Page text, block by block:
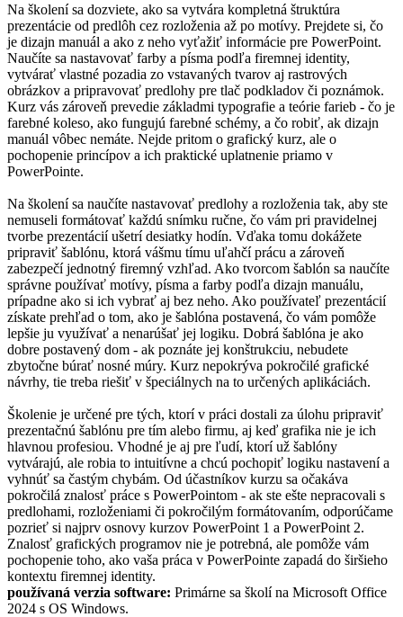
Na školení sa dozviete, ako sa vytvára kompletná štruktúra
prezentácie od predlôh cez rozloženia až po motívy. Prejdete si, čo
je dizajn manuál a ako z neho vyťažiť informácie pre PowerPoint.
Naučíte sa nastavovať farby a písma podľa firemnej identity,
vytvárať vlastné pozadia zo vstavaných tvarov aj rastrových
obrázkov a pripravovať predlohy pre tlač podkladov či poznámok.
Kurz vás zároveň prevedie základmi typografie a teórie farieb - čo je
farebné koleso, ako fungujú farebné schémy, a čo robiť, ak dizajn
manuál vôbec nemáte. Nejde pritom o grafický kurz, ale o
pochopenie princípov a ich praktické uplatnenie priamo v
PowerPointe.
Na školení sa naučíte nastavovať predlohy a rozloženia tak, aby ste
nemuseli formátovať každú snímku ručne, čo vám pri pravidelnej
tvorbe prezentácií ušetrí desiatky hodín. Vďaka tomu dokážete
pripraviť šablónu, ktorá vášmu tímu uľahčí prácu a zároveň
zabezpečí jednotný firemný vzhľad. Ako tvorcom šablón sa naučíte
správne používať motívy, písma a farby podľa dizajn manuálu,
prípadne ako si ich vybrať aj bez neho. Ako používateľ prezentácií
získate prehľad o tom, ako je šablóna postavená, čo vám pomôže
lepšie ju využívať a nenarúšať jej logiku. Dobrá šablóna je ako
dobre postavený dom - ak poznáte jej konštrukciu, nebudete
zbytočne búrať nosné múry. Kurz nepokrýva pokročilé grafické
návrhy, tie treba riešiť v špeciálnych na to určených aplikáciách.
Školenie je určené pre tých, ktorí v práci dostali za úlohu pripraviť
prezentačnú šablónu pre tím alebo firmu, aj keď grafika nie je ich
hlavnou profesiou. Vhodné je aj pre ľudí, ktorí už šablóny
vytvárajú, ale robia to intuitívne a chcú pochopiť logiku nastavení a
vyhnúť sa častým chybám. Od účastníkov kurzu sa očakáva
pokročilá znalosť práce s PowerPointom - ak ste ešte nepracovali s
predlohami, rozloženiami či pokročilým formátovaním, odporúčame
pozrieť si najprv osnovy kurzov PowerPoint 1 a PowerPoint 2.
Znalosť grafických programov nie je potrebná, ale pomôže vám
pochopenie toho, ako vaša práca v PowerPointe zapadá do širšieho
kontextu firemnej identity.
používaná verzia software: Primárne sa školí na Microsoft Office
2024 s OS Windows.